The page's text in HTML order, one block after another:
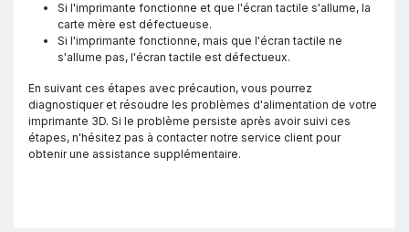
Si l'imprimante fonctionne et que l'écran tactile s'allume, la
carte mère est défectueuse.
Si l'imprimante fonctionne, mais que l'écran tactile ne
s'allume pas, l'écran tactile est défectueux.
En suivant ces étapes avec précaution, vous pourrez
diagnostiquer et résoudre les problèmes d'alimentation de votre
imprimante 3D. Si le problème persiste après avoir suivi ces
étapes, n'hésitez pas à contacter notre service client pour
obtenir une assistance supplémentaire.